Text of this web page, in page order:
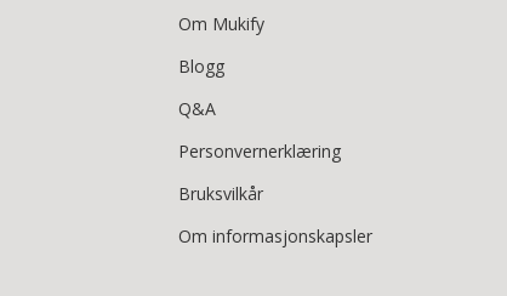
Om Mukify
Blogg
Q&A
Personvernerklæring
Bruksvilkår
Om informasjonskapsler